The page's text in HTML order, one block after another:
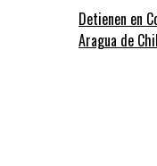
Detienen en
Aragua de